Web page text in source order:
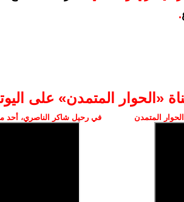
.
‫«الحوار المتمدن» على
المتمدن في رحيل شاكر الناصري، أحد